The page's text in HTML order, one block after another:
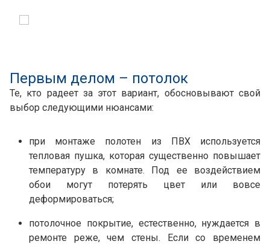
Первым делом – потолок
Те, кто радеет за этот вариант, обосновывают свой
выбор следующими нюансами:
при монтаже полотен из ПВХ используется
тепловая пушка, которая существенно повышает
температуру в комнате. Под ее воздействием
обои могут потерять цвет или вовсе
деформироваться;
потолочное покрытие, естественно, нуждается в
ремонте реже, чем стены. Если со временем